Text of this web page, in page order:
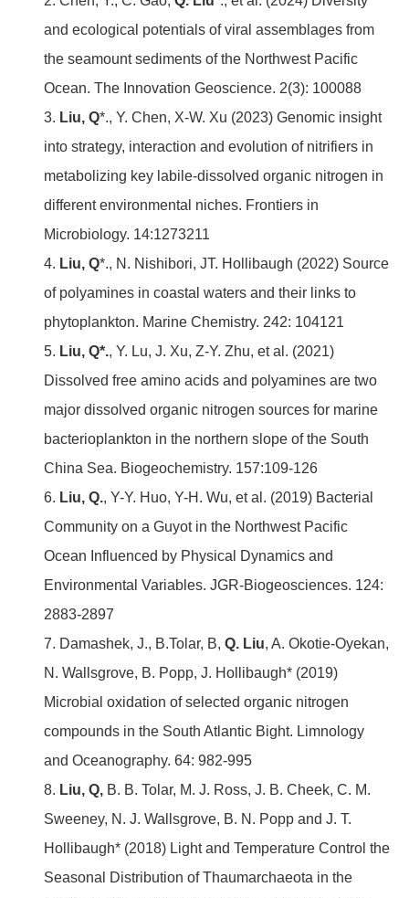
and ecological potentials of viral assemblages from
the seamount sediments of the Northwest Pacific
Ocean. The Innovation Geoscience. 2(3): 100088
3. Liu, Q*., Y. Chen, X-W. Xu (2023) Genomic insight
into strategy, interaction and evolution of nitrifiers in
metabolizing key labile-dissolved organic nitrogen in
different environmental niches. Frontiers in
Microbiology. 14:1273211
4. Liu, Q*., N. Nishibori, JT. Hollibaugh (2022) Source
of polyamines in coastal waters and their links to
phytoplankton. Marine Chemistry. 242: 104121
5. Liu, Q*., Y. Lu, J. Xu, Z-Y. Zhu, et al. (2021)
Dissolved free amino acids and polyamines are two
major dissolved organic nitrogen sources for marine
bacterioplankton in the northern slope of the South
China Sea. Biogeochemistry. 157:109-126
6. Liu, Q., Y-Y. Huo, Y-H. Wu, et al. (2019) Bacterial
Community on a Guyot in the Northwest Pacific
Ocean Influenced by Physical Dynamics and
Environmental Variables. JGR-Biogeosciences. 124:
2883-2897
7. Damashek, J., B.Tolar, B, Q. Liu, A. Okotie-Oyekan,
N. Wallsgrove, B. Popp, J. Hollibaugh* (2019)
Microbial oxidation of selected organic nitrogen
compounds in the South Atlantic Bight. Limnology
and Oceanography. 64: 982-995
8. Liu, Q, B. B. Tolar, M. J. Ross, J. B. Cheek, C. M.
Sweeney, N. J. Wallsgrove, B. N. Popp and J. T.
Hollibaugh* (2018) Light and Temperature Control the
Seasonal Distribution of Thaumarchaeota in the